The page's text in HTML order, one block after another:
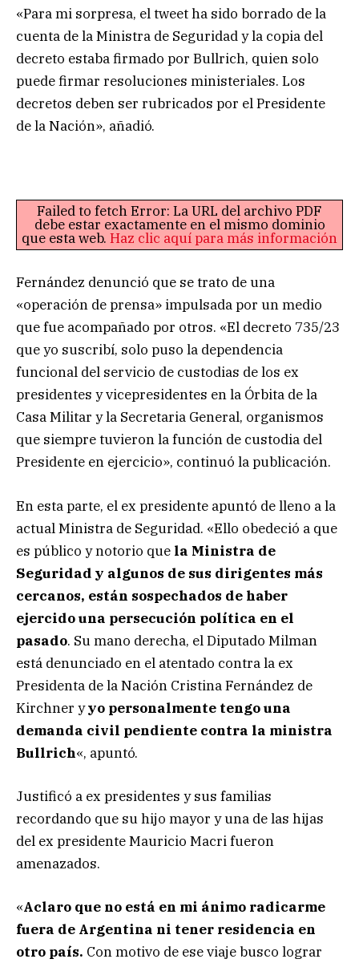
«Para mi sorpresa, el tweet ha sido borrado de la
cuenta de la Ministra de Seguridad y la copia del
decreto estaba firmado por Bullrich, quien solo
puede firmar resoluciones ministeriales. Los
decretos deben ser rubricados por el Presidente
de la Nación», añadió.
Failed to fetch Error: La URL del archivo PDF
debe estar exactamente en el mismo dominio
que esta web. Haz clic aquí para más información
Fernández denunció que se trato de una
«operación de prensa» impulsada por un medio
que fue acompañado por otros. «El decreto 735/23
que yo suscribí, solo puso la dependencia
funcional del servicio de custodias de los ex
presidentes y vicepresidentes en la Órbita de la
Casa Militar y la Secretaria General, organismos
que siempre tuvieron la función de custodia del
Presidente en ejercicio», continuó la publicación.
En esta parte, el ex presidente apuntó de lleno a la
actual Ministra de Seguridad. «Ello obedeció a que
es público y notorio que la Ministra de
Seguridad y algunos de sus dirigentes más
cercanos, están sospechados de haber
ejercido una persecución política en el
pasado. Su mano derecha, el Diputado Milman
está denunciado en el atentado contra la ex
Presidenta de la Nación Cristina Fernández de
Kirchner yyo personalmente tengo una
demanda civil pendiente contra la ministra
Bullrich«, apuntó.
Justificó a ex presidentes y sus familias
recordando que su hijo mayor y una de las hijas
del ex presidente Mauricio Macri fueron
amenazados.
«Aclaro que no está en mi ánimo radicarme
fuera de Argentina ni tener residencia en
otro país. Con motivo de ese viaje busco lograr